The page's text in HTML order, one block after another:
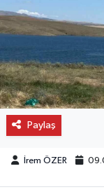
Paylaş
İrem ÖZER